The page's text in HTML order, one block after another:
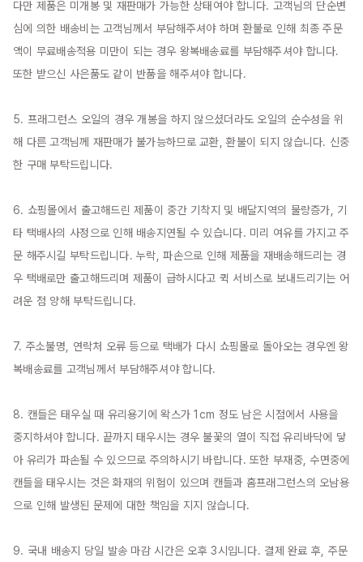
다만 제품은 미개봉 및 재판매가 가능한 상태여야 합니다. 고객님의 단순변
심에 의한 배송비는 고객님께서 부담해주셔야 하며 환불로 인해 최종 주문
액이 무료배송적용 미만이 되는 경우 왕복배송료를 부담해주셔야 합니다.
또한 받으신 사은품도 같이 반품을 해주셔야 합니다.
5. 프래그런스 오일의 경우 개봉을 하지 않으셨더라도 오일의 순수성을 위
해 다른 고객님께 재판매가 불가능하므로 교환, 환불이 되지 않습니다. 신중
한 구매 부탁드립니다.
6. 쇼핑몰에서 출고해드린 제품이 중간 기착지 및 배달지역의 물량증가, 기
타 택배사의 사정으로 인해 배송지연될 수 있습니다. 미리 여유를 가지고 주
문 해주시길 부탁드립니다. 누락, 파손으로 인해 제품을 재배송해드리는 경
우 택배로만 출고해드리며 제품이 급하시다고 퀵 서비스로 보내드리기는 어
려운 점 양해 부탁드립니다.
7. 주소불명, 연락처 오류 등으로 택배가 다시 쇼핑몰로 돌아오는 경우엔 왕
복배송료를 고객님께서 부담해주셔야 합니다.
8. 캔들은 태우실 때 유리용기에 왁스가 1cm 정도 남은 시점에서 사용을
중지하셔야 합니다. 끝까지 태우시는 경우 불꽃의 열이 직접 유리바닥에 닿
아 유리가 파손될 수 있으므로 주의하시기 바랍니다. 또한 부재중, 수면중에
캔들을 태우시는 것은 화재의 위험이 있으며 캔들과 홈프래그런스의 오남용
으로 인해 발생된 문제에 대한 책임을 지지 않습니다.
9. 국내 배송지 당일 발송 마감 시간은 오후 3시입니다. 결제 완료 후, 주문